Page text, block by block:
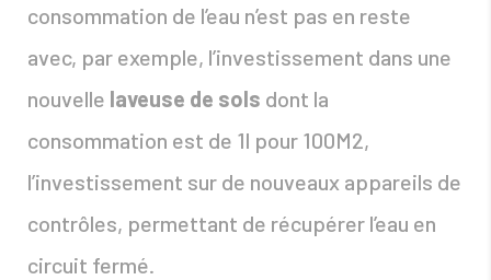
consommation de l’eau n’est pas en reste
avec, par exemple, l’investissement dans une
nouvelle laveuse de sols dont la
consommation est de 1l pour 100M2,
l’investissement sur de nouveaux appareils de
contrôles, permettant de récupérer l’eau en
circuit fermé.